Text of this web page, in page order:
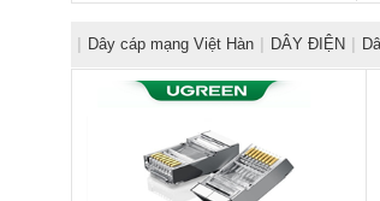
Dây cáp mạng Việt Hàn DÂY ĐIỆN
Đầu chụp mạng
THIẾT BỊ MẠNG